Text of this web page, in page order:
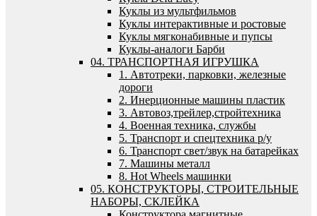
Куклы из мультфильмов
Куклы интерактивные и ростовые
Куклы мягконабивные и пупсы
Куклы-аналоги Барби
04. ТРАНСПОРТНАЯ ИГРУШКА
1. Автотреки, парковки, железные
дороги
2. Инерционные машины пластик
3. Автовоз,трейлер,стройтехника
4. Военная техника, службы
5. Транспорт и спецтехника р/у
6. Транспорт свет/звук на батарейках
7. Машины металл
8. Hot Wheels машинки
05. КОНСТРУКТОРЫ, СТРОИТЕЛЬНЫЕ
НАБОРЫ, СКЛЕЙКА